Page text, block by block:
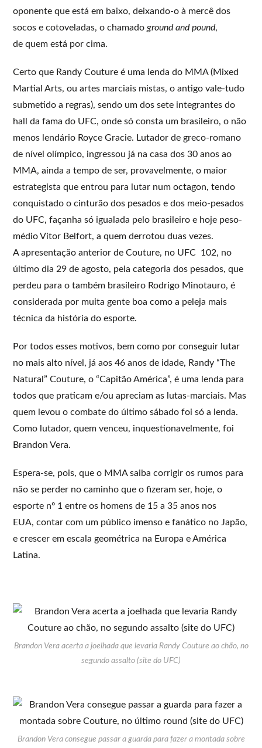
oponente que está em baixo, deixando-o à mercê dos
socos e cotoveladas, o chamado ground and pound,
de quem está por cima.
Certo que Randy Couture é uma lenda do MMA (Mixed
Martial Arts, ou artes marciais mistas, o antigo vale-tudo
submetido a regras), sendo um dos sete integrantes do
hall da fama do UFC, onde só consta um brasileiro, o não
menos lendário Royce Gracie. Lutador de greco-romano
de nível olímpico, ingressou já na casa dos 30 anos ao
MMA, ainda a tempo de ser, provavelmente, o maior
estrategista que entrou para lutar num octagon, tendo
conquistado o cinturão dos pesados e dos meio-pesados
do UFC, façanha só igualada pelo brasileiro e hoje peso-
médio Vitor Belfort, a quem derrotou duas vezes.
A apresentação anterior de Couture, no UFC 102, no
último dia 29 de agosto, pela categoria dos pesados, que
perdeu para o também brasileiro Rodrigo Minotauro, é
considerada por muita gente boa como a peleja mais
técnica da história do esporte.
Por todos esses motivos, bem como por conseguir lutar
no mais alto nível, já aos 46 anos de idade, Randy “The
Natural” Couture, o “Capitão América”, é uma lenda para
todos que praticam e/ou apreciam as lutas-marciais. Mas
quem levou o combate do último sábado foi só a lenda.
Como lutador, quem venceu, inquestionavelmente, foi
Brandon Vera.
Espera-se, pois, que o MMA saiba corrigir os rumos para
não se perder no caminho que o fizeram ser, hoje, o
esporte nº 1 entre os homens de 15 a 35 anos nos
EUA, contar com um público imenso e fanático no Japão,
e crescer em escala geométrica na Europa e América
Latina.
Brandon Vera acerta a joelhada que levaria Randy Couture ao chão, no
segundo assalto (site do UFC)
Brandon Vera consegue passar a guarda para fazer a montada sobre